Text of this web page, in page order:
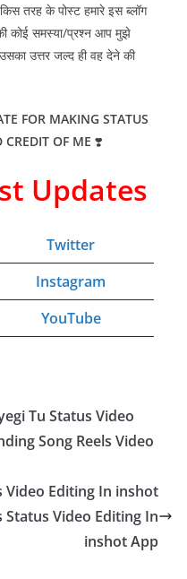
तरह के पोस्ट हमारे इस ब्लॉग
कोई समस्या/प्रश्न आप मुझे
उत्तर जल्द ही वह देने की
FOR MAKING STATUS
CREDIT OF ME ❣️
Updates
Twitter
Instagram
YouTube
Tu Status Video
Song Reels Video
Video Editing In inshot
Video Editing In
inshot App